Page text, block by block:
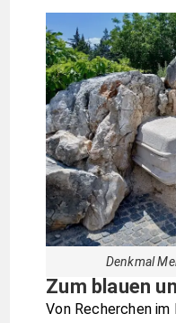
Denkmal
Zum blauen
Von Recherchen